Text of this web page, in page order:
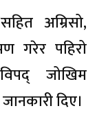
अम्रिसो,
गरेर पहिरो
जोखिम
दिए।